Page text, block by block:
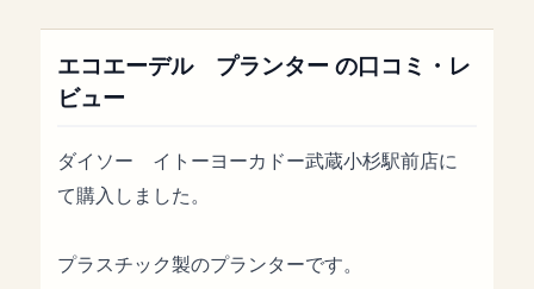
エコエーデル プランター の口コミ・レ
ビュー
ダイソー イトーヨーカドー武蔵小杉駅前店に
て購入しました。
プラスチック製のプランターです。